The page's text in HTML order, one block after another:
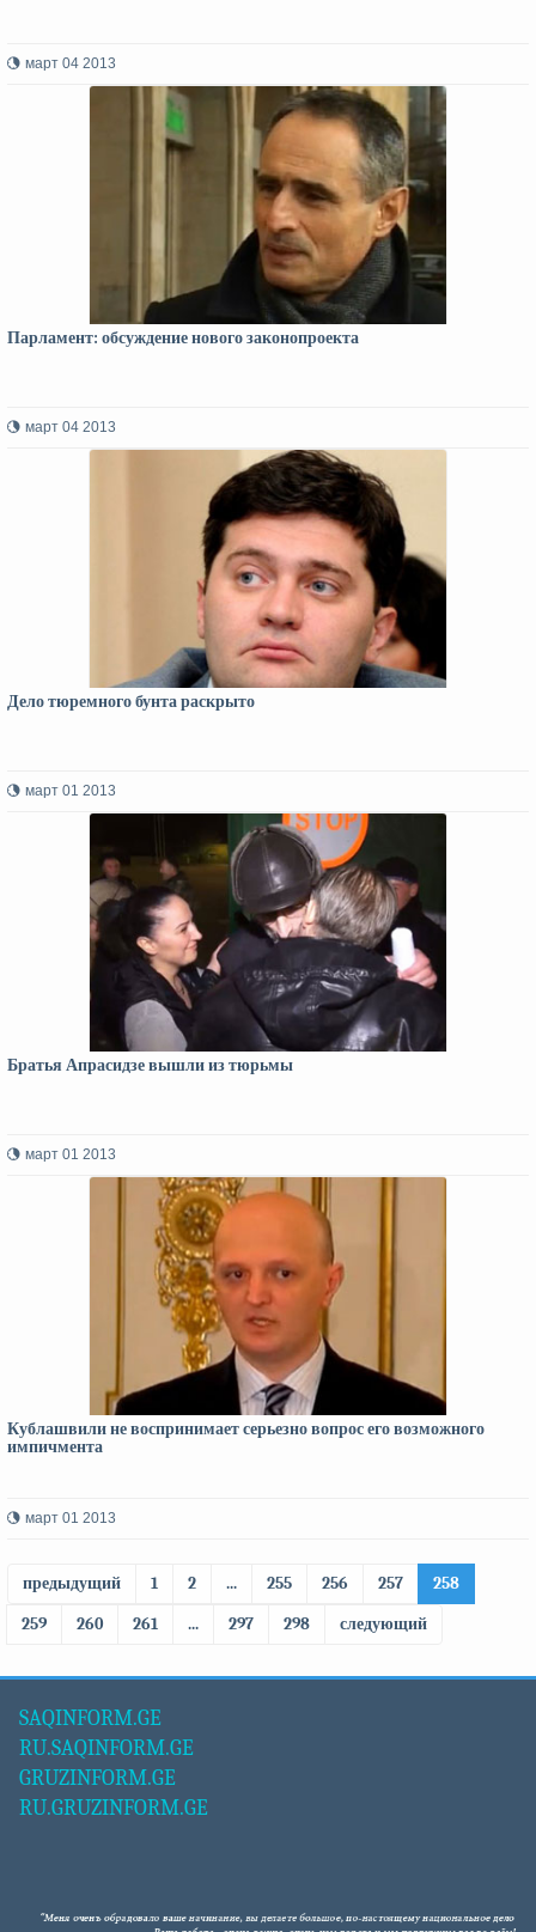
март 04 2013
Парламент: обсуждение нового законопроекта
март 04 2013
Дело тюремного бунта раскрыто
март 01 2013
Братья Апрасидзе вышли из тюрьмы
март 01 2013
Кублашвили не воспринимает серьезно вопрос его возможного
импичмента
март 01 2013
предыдущий 1 2 ... 255 256 257
258
259
260 261 ... 297 298 следующий
SAQINFORM.GE
RU.SAQINFORM.GE
GRUZINFORM.GE
RU.GRUZINFORM.GE